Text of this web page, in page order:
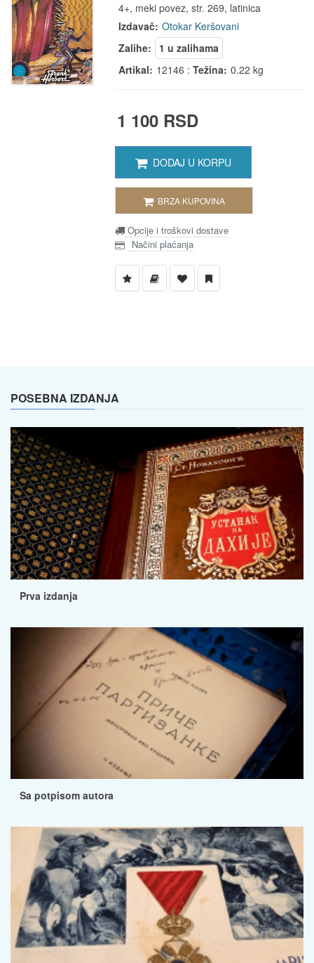
4+, meki povez, str. 269, latinica
Izdavač: Otokar Keršovani
Zalihe:
1 u zalihama
Artikal: 12146 :Težina: 0.22 kg
1 100 RSD
DODAJ U KORPU
BRZA KUPOVINA
Opcije i troškovi dostave
Načini plaćanja
POSEBNA IZDANJA
Prva izdanja
Sa potpisom autora